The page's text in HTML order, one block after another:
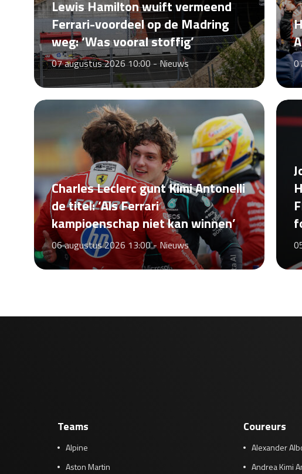
Lewis Hamilton wuift vermeend
Ferrari-voordeel op de Madring
weg: ‘Was vooral stoffig’
07 augustus 2026 10:00 -Nieuws
Charles Leclerc gunt Kimi Antonelli
de titel: ‘Als Ferrari
kampioenschap niet kan winnen’
06 augustus 2026 13:00 -Nieuws
Teams
Alpine
Aston Martin
Coureurs
Alexander
Andrea Kimi